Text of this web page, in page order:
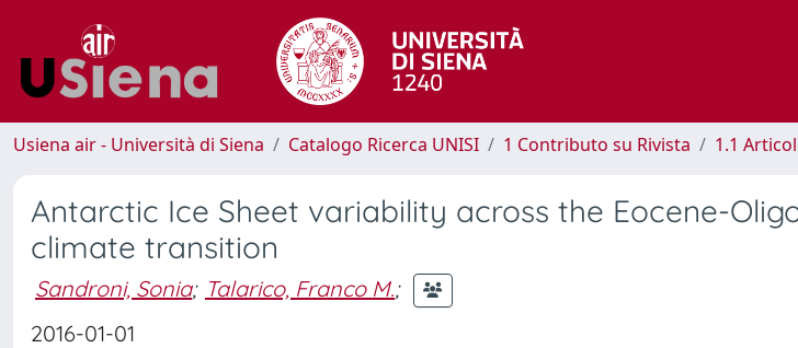
Usiena air - Università di Siena Catalogo Ricerca UNISI 1 Contributo su Rivista 1.1
Antarctic Ice Sheet variability across the Eocene-
climate transition
Sandroni, Sonia; Talarico, Franco M.;
2016-01-01